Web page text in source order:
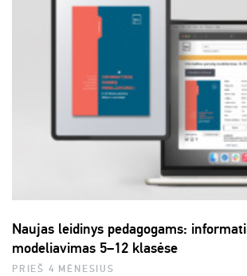
Naujas leidinys pedagogams:
modeliavimas 5–12 klasėse
PRIEŠ 4 MĖNESIUS